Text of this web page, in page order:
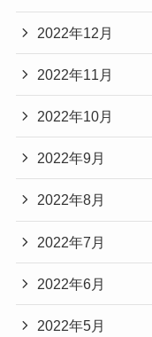
2022年12月
2022年11月
2022年10月
2022年9月
2022年8月
2022年7月
2022年6月
2022年5月